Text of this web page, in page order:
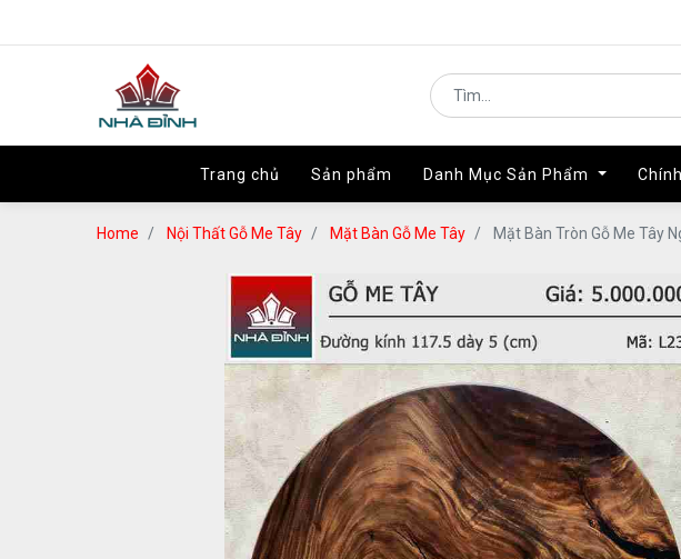
Trang chủ Sản phẩm Danh Mục Sản Phẩm
Trang chủ Sản phẩm Danh Mục Sản Phẩm
Home Nội Thất Gỗ Me Tây Mặt Bàn Gỗ Me Tây Mặt Bàn Tròn Gỗ Me Tây